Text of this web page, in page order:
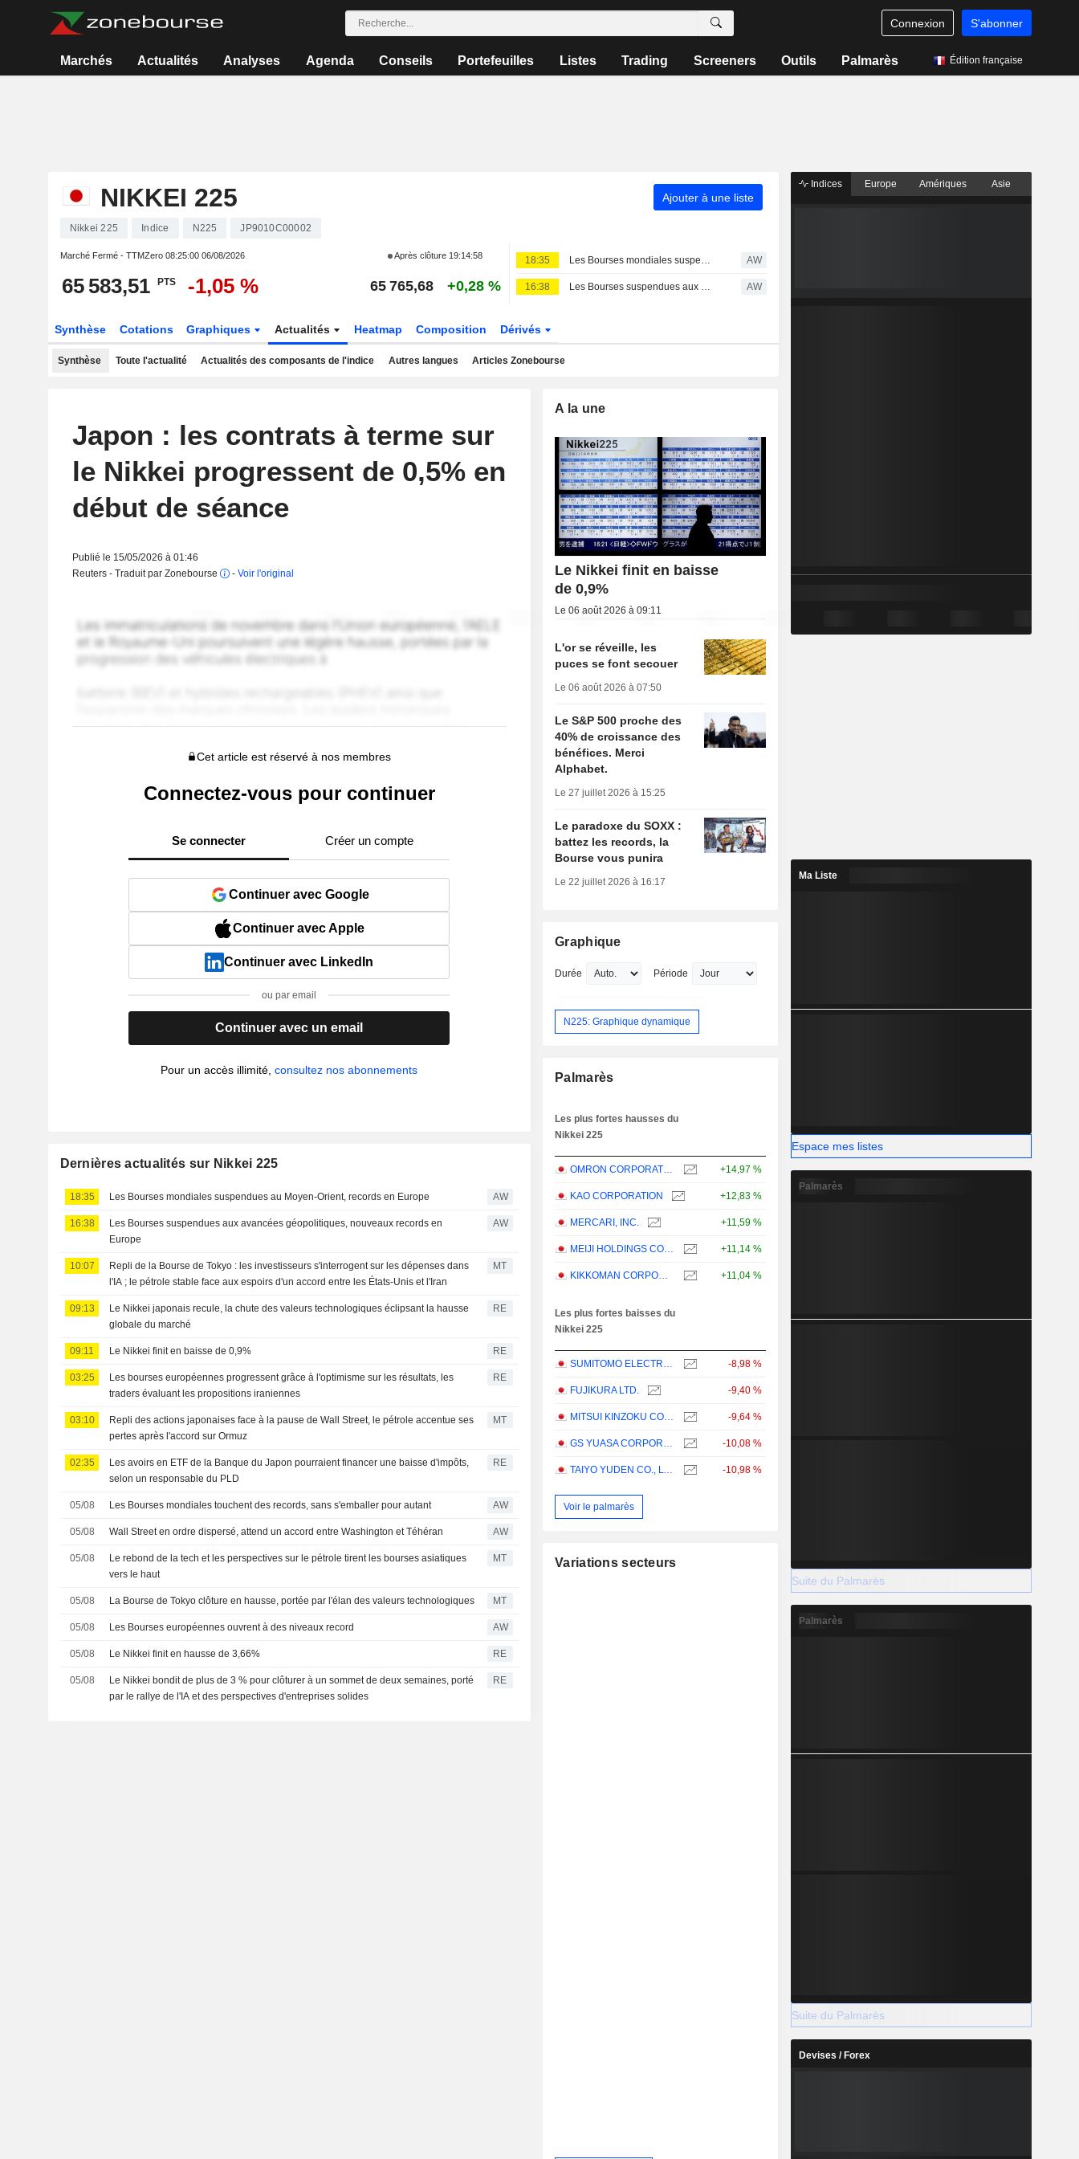
Connexion S'abonner
Marchés Actualités Analyses Agenda Conseils Portefeuilles Listes Trading Screeners Outils Palmarès Édition française
NIKKEI 225 Ajouter à une liste
Nikkei 225 Indice N225 JP9010C00002
Marché Fermé - TTMZero 08:25:00 06/08/2026 Après clôture 19:14:58
65 583,51 PTS -1,05 % 65 765,68 +0,28 %
18:35 Les Bourses mondiales suspendues au Moyen-Orient, records en Europe AW
16:38 Les Bourses suspendues aux avancées géopolitiques, nouveaux records en Europe AW
Synthèse Cotations Graphiques Actualités Heatmap Composition Dérivés
Synthèse Toute l'actualité Actualités des composants de l'indice Autres langues Articles Zonebourse
Japon : les contrats à terme sur
le Nikkei progressent de 0,5% en
début de séance
Publié le 15/05/2026 à 01:46
Reuters - Traduit par Zonebourse
- Voir l'original
Cet article est réservé à nos membres
Connectez-vous pour continuer
Se connecter Créer un compte
Continuer avec Google
Continuer avec Apple
Continuer avec LinkedIn
ou par email
Continuer avec un email
Pour un accès illimité,consultez nos abonnements
Dernières actualités sur Nikkei 225
18:35 Les Bourses mondiales suspendues au Moyen-Orient, records en Europe AW
16:38
Les Bourses suspendues aux avancées géopolitiques, nouveaux records en
Europe
AW
10:07
Repli de la Bourse de Tokyo : les investisseurs s'interrogent sur les dépenses dans
l'IA ; le pétrole stable face aux espoirs d'un accord entre les États-Unis et l'Iran
MT
09:13
Le Nikkei japonais recule, la chute des valeurs technologiques éclipsant la hausse
globale du marché
RE
09:11 Le Nikkei finit en baisse de 0,9% RE
03:25
Les bourses européennes progressent grâce à l'optimisme sur les résultats, les
traders évaluant les propositions iraniennes
RE
03:10
Repli des actions japonaises face à la pause de Wall Street, le pétrole accentue ses
pertes après l'accord sur Ormuz
MT
02:35
Les avoirs en ETF de la Banque du Japon pourraient financer une baisse d'impôts,
selon un responsable du PLD
RE
05/08 Les Bourses mondiales touchent des records, sans s'emballer pour autant AW
05/08 Wall Street en ordre dispersé, attend un accord entre Washington et Téhéran AW
05/08
Le rebond de la tech et les perspectives sur le pétrole tirent les bourses asiatiques
vers le haut
MT
05/08 La Bourse de Tokyo clôture en hausse, portée par l'élan des valeurs technologiques MT
05/08 Les Bourses européennes ouvrent à des niveaux record AW
05/08 Le Nikkei finit en hausse de 3,66% RE
05/08
Le Nikkei bondit de plus de 3 % pour clôturer à un sommet de deux semaines, porté
par le rallye de l'IA et des perspectives d'entreprises solides
RE
A la une
Le Nikkei finit en baisse
de 0,9%
Le 06 août 2026 à 09:11
L'or se réveille, les
puces se font secouer
Le 06 août 2026 à 07:50
Le S&P 500 proche des
40% de croissance des
bénéfices. Merci
Alphabet.
Le 27 juillet 2026 à 15:25
Le paradoxe du SOXX :
battez les records, la
Bourse vous punira
Le 22 juillet 2026 à 16:17
Graphique
Durée Période
N225: Graphique dynamique
Palmarès
Les plus fortes hausses du
Nikkei 225
OMRON CORPORATION +14,97 %
KAO CORPORATION +12,83 %
MERCARI, INC. +11,59 %
MEIJI HOLDINGS CO., LTD. +11,14 %
KIKKOMAN CORPORATION +11,04 %
Les plus fortes baisses du
Nikkei 225
SUMITOMO ELECTRIC INDUSTRIES, LTD. -8,98 %
FUJIKURA LTD. -9,40 %
MITSUI KINZOKU COMPANY, LIMITED -9,64 %
GS YUASA CORPORATION -10,08 %
TAIYO YUDEN CO., LTD. -10,98 %
Voir le palmarès
Variations secteurs
Indices Europe Amériques Asie
Ma Liste
Espace mes listes
Palmarès
Suite du Palmarès
Palmarès
Suite du Palmarès
Devises / Forex